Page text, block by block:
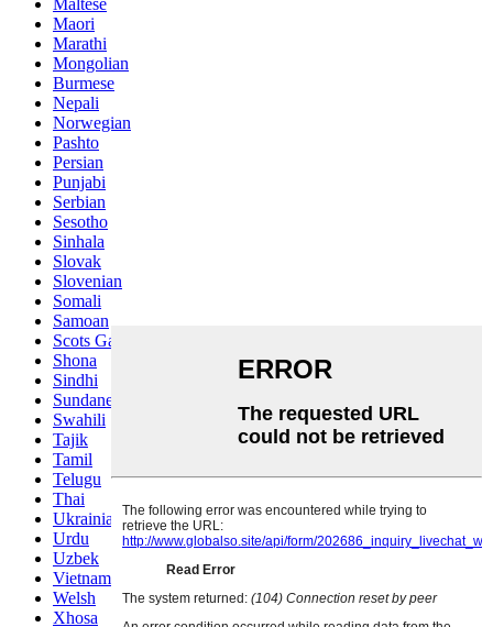
Maltese
Maori
Marathi
Mongolian
Burmese
Nepali
Norwegian
Pashto
Persian
Punjabi
Serbian
Sesotho
Sinhala
Slovak
Slovenian
Somali
Samoan
Scots Gaelic
Shona
Sindhi
Sundanese
Swahili
Tajik
Tamil
Telugu
Thai
Ukrainian
Urdu
Uzbek
Vietnamese
Welsh
Xhosa